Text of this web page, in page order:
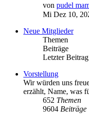
von pudel
Mi Dez 10,
Neue Mitglieder
Themen
Beiträge
Letzter Beitrag
Vorstellung
Wir würden uns
erzählt, Name, was
652 Themen
9604 Beiträge